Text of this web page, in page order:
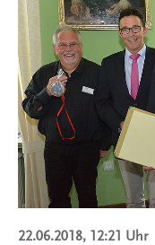
22.06.2018, 12:21 Uhr